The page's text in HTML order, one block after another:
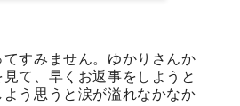
すみません。ゆかりさんか
て、早くお返事をしようと
う思うと涙が溢れなかなか